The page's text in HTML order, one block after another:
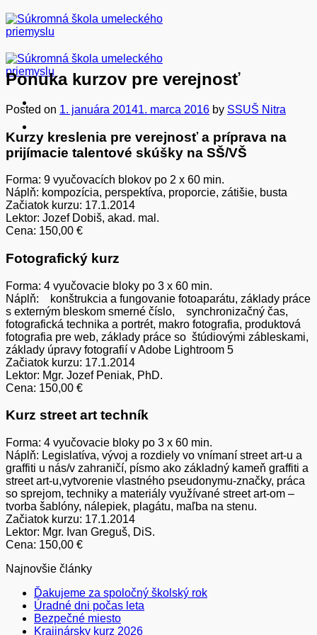
Skip
to
content
Ponuka kurzov pre verejnosť
Posted on 1. januára 20141. marca 2016 by SSUŠ Nitra
Kurzy kreslenia pre verejnosť a príprava na
prijímacie talentové skúšky na SŠ/VŠ
Forma: 9 vyučovacích blokov po 2 x 60 min.
Náplň: kompozícia, perspektíva, proporcie, zátišie, busta
Začiatok kurzu: 17.1.2014
Lektor: Jozef Dobiš, akad. mal.
Cena: 150,00 €
Fotografický kurz
Forma: 4 vyučovacie bloky po 3 x 60 min.
Náplň: konštrukcia a fungovanie fotoaparátu, základy práce
s externým bleskom smerné číslo, synchronizačný čas,
fotografická technika a portrét, makro fotografia, produktová
fotografia pre web, základy práce so štúdiovými zábleskami,
základy úpravy fotografií v Adobe Lightroom 5
Začiatok kurzu: 17.1.2014
Lektor: Mgr. Jozef Peniak, PhD.
Cena: 150,00 €
Kurz street art techník
Forma: 4 vyučovacie bloky po 3 x 60 min.
Náplň: Legislatíva, vývoj a rozdiely vo vnímaní street art-u a
graffiti u nás/v zahraničí, písmo ako základný kameň graffiti a
street art-u,vytvorenie vlastného pseudonymu-značky, práca
so sprejom, techniky a materiály využívané street art-om –
tvorba šablóny, nálepiek, plagátu, maľba na stenu.
Začiatok kurzu: 17.1.2014
Lektor: Mgr. Ivan Greguš, DiS.
Cena: 150,00 €
Najnovšie články
Ďakujeme za spoločný školský rok
Úradné dni počas leta
Bezpečné miesto
Krajinársky kurz 2026